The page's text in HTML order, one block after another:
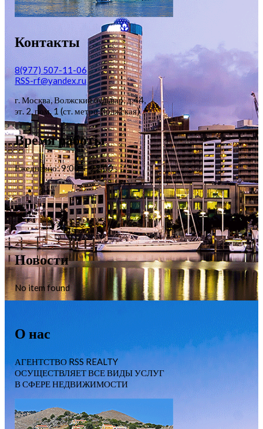
Контакты
8(977) 507-11-06
RSS-rf@yandex.ru
г. Москва, Волжский бульвар, д.44,
эт. 2, пом. 1 (ст. метро Волжская)
Время работы
Ежедневно: 9:00 — 22:00
Новости
No item found
О нас
АГЕНТСТВО RSS REALTY
ОСУЩЕСТВЛЯЕТ ВСЕ ВИДЫ УСЛУГ
В СФЕРЕ НЕДВИЖИМОСТИ